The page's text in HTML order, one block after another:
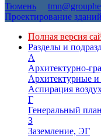
Тюмень
Проектирование
Полная версия
Разделы и
А
Архитектурно-
Архитектурные
Аспирация
Г
Генеральный
З
Заземление, ЭГ